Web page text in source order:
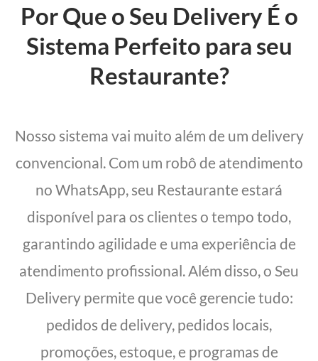
Por Que o Seu Delivery É o
Sistema Perfeito para seu
Restaurante?
Nosso sistema vai muito além de um delivery
convencional. Com um robô de atendimento
no WhatsApp, seu Restaurante estará
disponível para os clientes o tempo todo,
garantindo agilidade e uma experiência de
atendimento profissional. Além disso, o Seu
Delivery permite que você gerencie tudo:
pedidos de delivery, pedidos locais,
promoções, estoque, e programas de